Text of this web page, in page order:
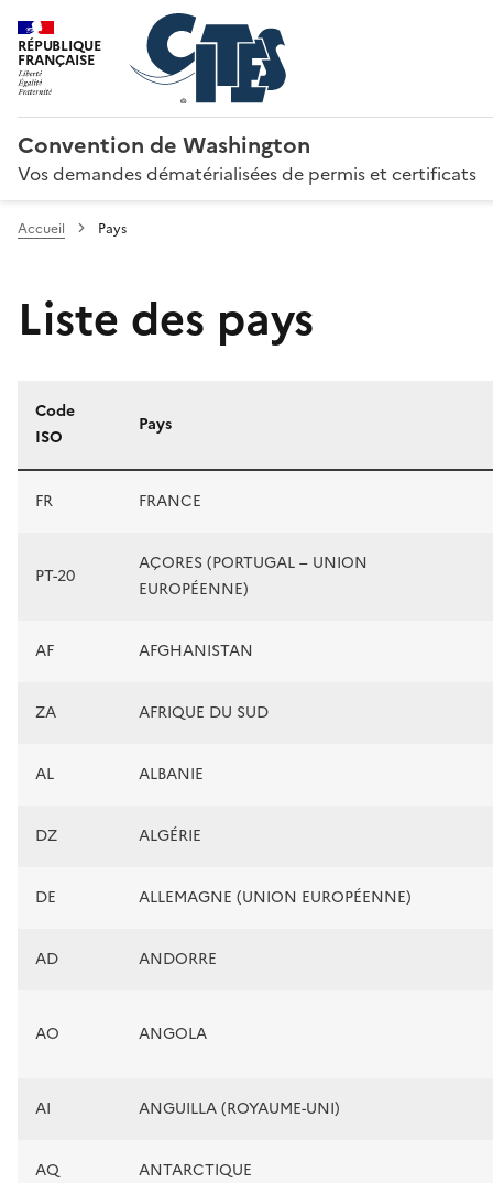
RÉPUBLIQUE
FRANÇAISE
Convention de Washington
Vos demandes dématérialisées de permis et certificats
Accueil Pays
Liste des pays
Liste des pays
Code
ISO
Pays
FR FRANCE
PT-20
AÇORES (PORTUGAL – UNION
EUROPÉENNE)
AF AFGHANISTAN
ZA AFRIQUE DU SUD
AL ALBANIE
DZ ALGÉRIE
DE ALLEMAGNE (UNION EUROPÉENNE)
AD ANDORRE
AO ANGOLA
AI ANGUILLA (ROYAUME-UNI)
AQ ANTARCTIQUE